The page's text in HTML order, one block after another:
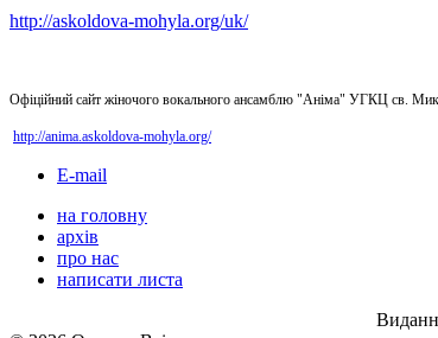
http://askoldova-mohyla.org/uk/
Офіційний сайт жіночого вокального ансамблю "Аніма" УГКЦ св.
http://anima.askoldova-mohyla.org/
E-mail
на головну
архів
про нас
написати листа